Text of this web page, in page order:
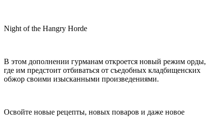
Night of the Hangry Horde
В этом дополнении гурманам откроется новый режим орды,
где им предстоит отбиваться от съедобных кладбищенских
обжор своими изысканными произведениями.
Освойте новые рецепты, новых поваров и даже новое